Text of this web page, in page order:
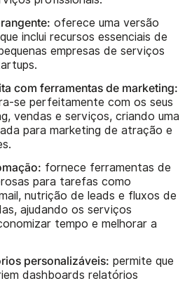
oferece uma versão
inclui recursos essenciais de
empresas de serviços
com ferramentas de marketing:
se perfeitamente com os seus
vendas e serviços, criando uma
para marketing de atração e
fornece ferramentas de
para tarefas como
nutrição de leads e fluxos de
ajudando os serviços
tempo e melhorar a
personalizáveis: permite que
dashboards relatórios